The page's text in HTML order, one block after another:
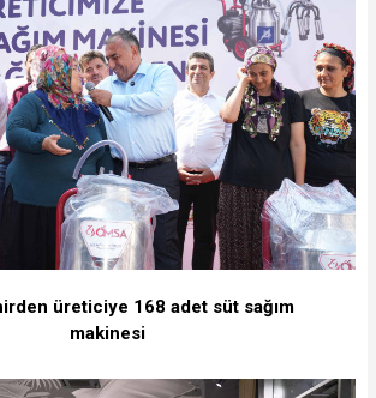
üreticiye 168 adet süt sağım
makinesi